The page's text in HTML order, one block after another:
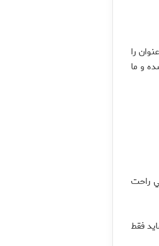
را
برنامه‌ريزي 3ساله‌اي طراحي شده و ما
راحت
فقط